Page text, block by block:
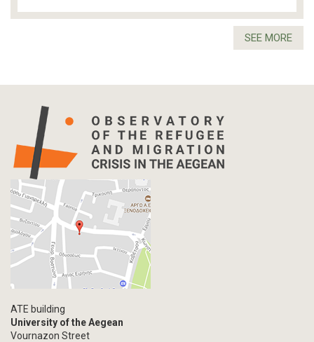
SEE MORE
ATE building
University of the Aegean
Vournazon Street